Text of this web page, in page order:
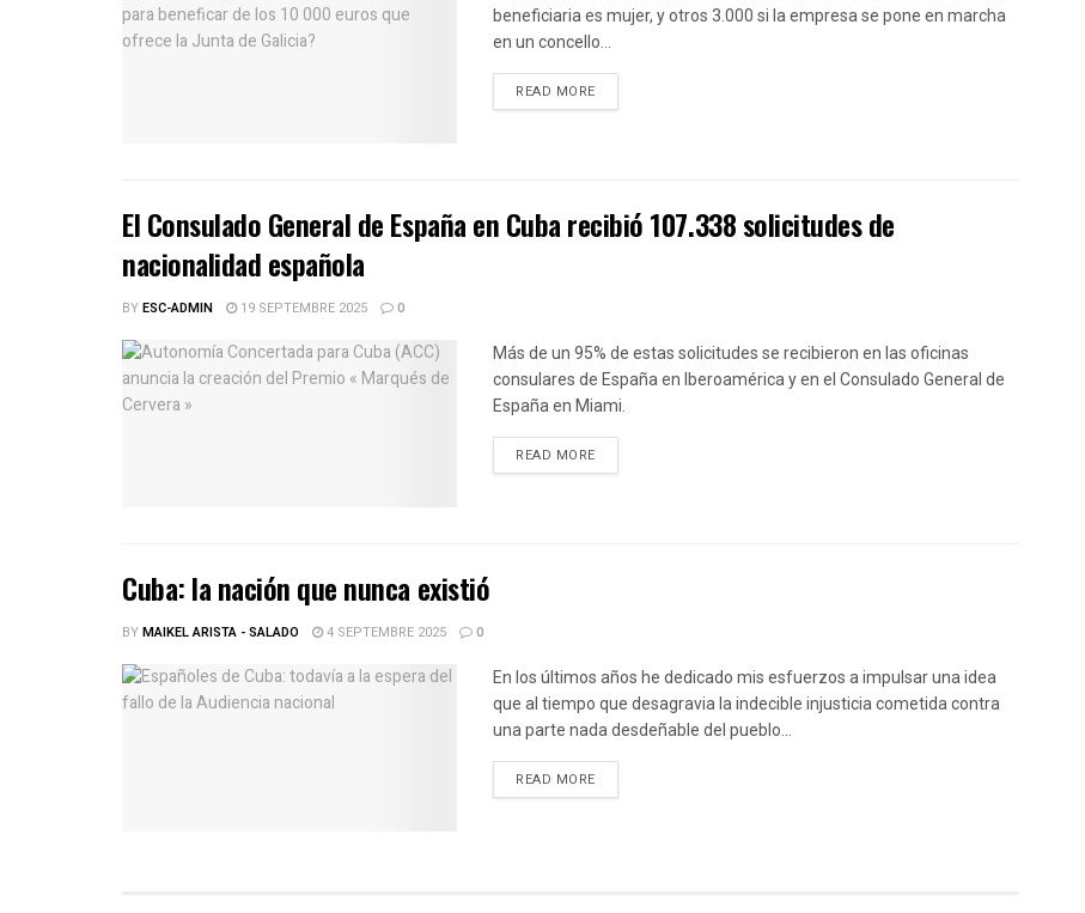
beneficiaria es mujer, y otros 3.000 si la empresa se pone en marcha
en un concello...
READ MOREDETAILS
El Consulado General de España en Cuba recibió 107.338 solicitudes de
nacionalidad española
BYESC-ADMIN 19 SEPTEMBRE 2025 0
Más de un 95% de estas solicitudes se recibieron en las oficinas
consulares de España en Iberoamérica y en el Consulado General de
España en Miami.
READ MOREDETAILS
Cuba: la nación que nunca existió
BYMAIKEL ARISTA - SALADO 4 SEPTEMBRE 2025 0
En los últimos años he dedicado mis esfuerzos a impulsar una idea
que al tiempo que desagravia la indecible injusticia cometida contra
una parte nada desdeñable del pueblo...
READ MOREDETAILS